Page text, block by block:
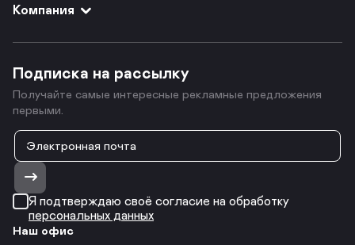
Компания
Подписка на рассылку
Получайте самые интересные рекламные предложения
первыми.
Я подтверждаю своё согласие на обработку
персональных данных
Наш офис